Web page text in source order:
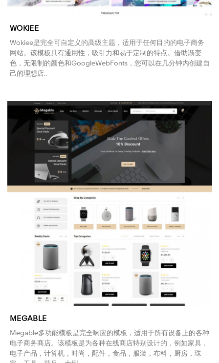
WOKIEE
Wokiee是完全可自定义的高级主题，适用于任何目的的电子商务
网站。该模板具有通用性，吸引力和易于定制的特点。借助渐变
色，无限制的颜色和GoogleWebFonts，您可以在几分钟内创建自
己的理想店..
MEGABLE
Megable多功能模板是完全响应的模板，适用于所有设备上的各种
电子商务商店。该模板是为各种在线商店特别设计的，例如家具，
电子产品，计算机，时尚，配件，食品，服装，布料，厨房，珠